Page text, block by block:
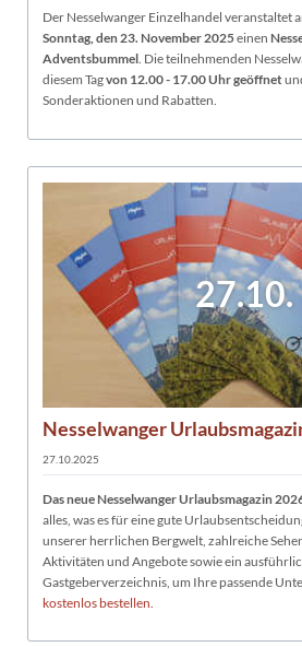
Der Nesselwanger Einzelhandel veranstaltet
Sonntag, den 23. November 2025einen
Adventsbummel. Die teilnehmenden
diesem Tagvon 12.00 - 17.00 Uhr geöffnet
Sonderaktionen und Rabatten.
27.10.
Nesselwanger
27.10.2025
Das neue Nesselwanger Urlaubsmagazin
alles, was es für eine gute
unserer herrlichen Bergwelt, zahlreiche
Aktivitäten und Angebote sowie ein
Gastgeberverzeichnis, um Ihre passende
kostenlos bestellen.